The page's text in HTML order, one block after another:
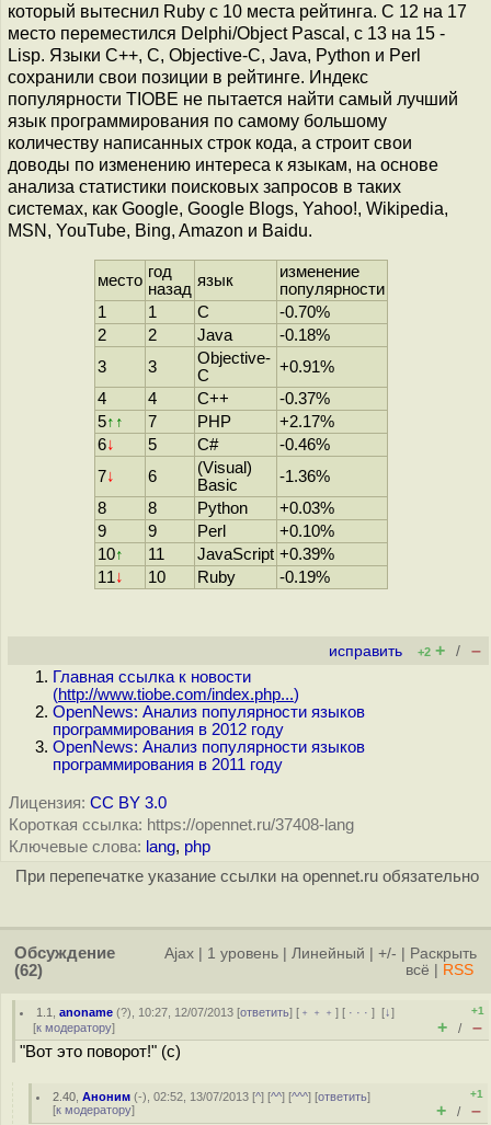
который вытеснил Ruby с 10 места рейтинга. С 12 на 17
место переместился Delphi/Object Pascal, с 13 на 15 -
Lisp. Языки C++, C, Objective-C, Java, Python и Perl
сохранили свои позиции в рейтинге. Индекс
популярности TIOBE не пытается найти самый лучший
язык программирования по самому большому
количеству написанных строк кода, а строит свои
доводы по изменению интереса к языкам, на основе
анализа статистики поисковых запросов в таких
системах, как Google, Google Blogs, Yahoo!, Wikipedia,
MSN, YouTube, Bing, Amazon и Baidu.
место год
назад язык
изменение
популярности
1
1 C
-0.70%
2
2 Java
-0.18%
3
3
Objective-
C
+0.91%
4
4 C++
-0.37%
5↑↑ 7 PHP
+2.17%
6↓ 5 C#
-0.46%
7↓ 6
(Visual)
Basic
-1.36%
8
8 Python
+0.03%
9
9 Perl
+0.10%
10↑ 11 JavaScript +0.39%
11↓ 10 Ruby -0.19%
исправить +2 + / –
Главная ссылка к новости
(http://www.tiobe.com/index.php...)
OpenNews: Анализ популярности языков
программирования в 2012 году
OpenNews: Анализ популярности языков
программирования в 2011 году
Лицензия: CC BY 3.0
Короткая ссылка: https://opennet.ru/37408-lang
Ключевые слова: lang, php
При перепечатке указание ссылки на opennet.ru обязательно
Обсуждение
(62)
Ajax 1 уровень Линейный +/-
Раскрыть
всё
RSS
1.1 ,anoname (?), 10:27, 12/07/2013 [ответить] [ ﹢﹢﹢] [ · · ·][↓]
[к модератору]
+1
+ / –
"Вот это поворот!" (с)
2.40 ,Аноним (-), 02:52, 13/07/2013 [^] [^^] [^^^] [ответить]
[к модератору]
+1
+ / –